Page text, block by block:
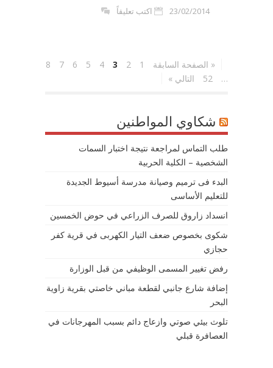
23/02/2014 اكتب تعليقاً
« الصفحة السابقة 1
2
3
4
5
6
7
8
…
52 التالي »
شكاوي المواطنين
طلب التماس لمراجعة نتيجة اختبار السمات
الشخصية – الكلية الحربية
البدء فى ترميم وصيانة مدرسة أسيوط الجديدة
للتعليم الأساسى
انسداد زاروق للصرف الزراعي في حوض الخمسين
شكوى بخصوص ضعف التيار الكهربى في قرية كفر
حجازي
رفض تغيير المسمى الوظيفي من قبل الوزارة
إضافة شارع جانبي لقطعة مباني خاصتي بقرية زاوية
البحر
تلوث بيئي صوتي وازعاج دائم بسبب المهرجانات في
العصافرة قبلي